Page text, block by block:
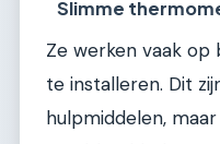
Slimme
Ze werken vaak op
te installeren. Dit
hulpmiddelen,